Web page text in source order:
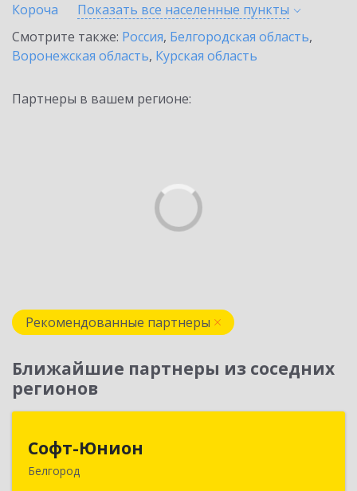
Короча
Показать все населенные пункты
Смотрите также: Россия, Белгородская область,
Воронежская область, Курская область
Партнеры в вашем регионе:
Рекомендованные партнеры
Ближайшие партнеры из соседних
регионов
Софт-Юнион
Белгород
308014, Белгородская обл, Белгород г, Садовая